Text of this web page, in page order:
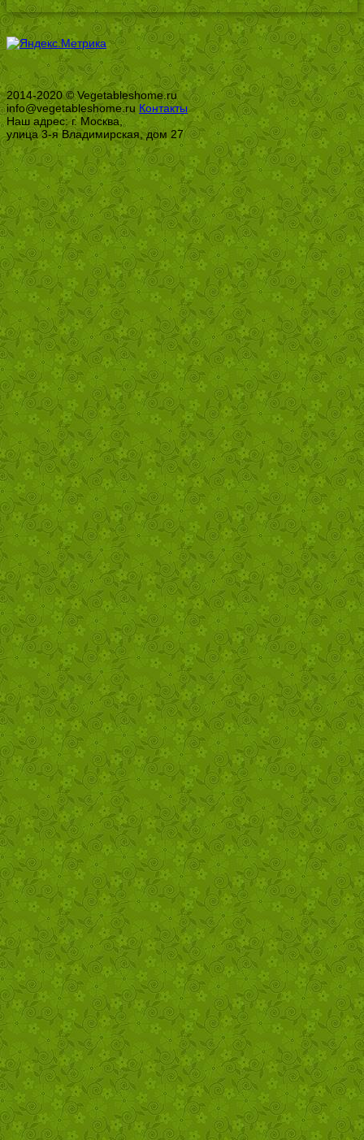
2014-2020 © Vegetableshome.ru
info@vegetableshome.ru Контакты
Наш адрес: г. Москва,
улица 3-я Владимирская, дом 27